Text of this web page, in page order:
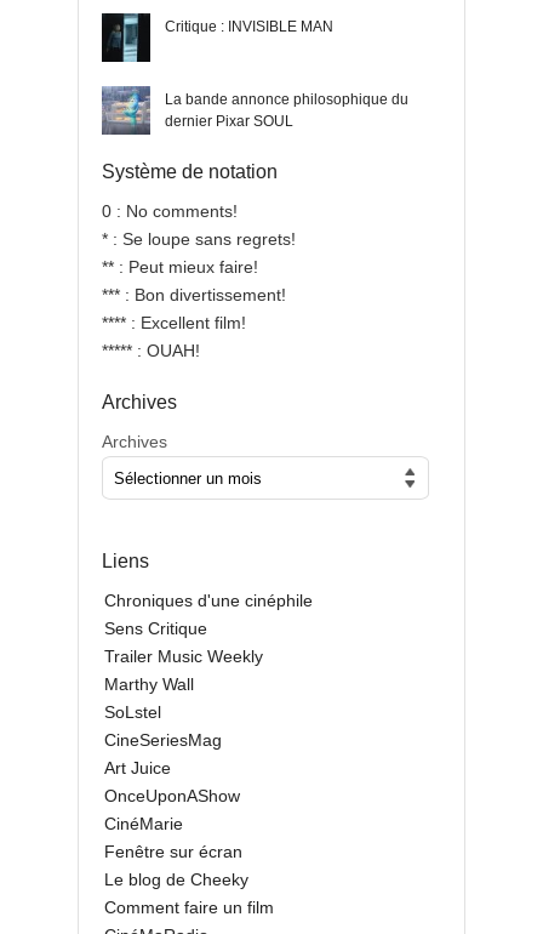
Critique : INVISIBLE MAN
La bande annonce philosophique du
dernier Pixar SOUL
Système de notation
0 : No comments!
* : Se loupe sans regrets!
** : Peut mieux faire!
*** : Bon divertissement!
**** : Excellent film!
***** : OUAH!
Archives
Archives
Liens
Chroniques d'une cinéphile
Sens Critique
Trailer Music Weekly
Marthy Wall
SoLstel
CineSeriesMag
Art Juice
OnceUponAShow
CinéMarie
Fenêtre sur écran
Le blog de Cheeky
Comment faire un film